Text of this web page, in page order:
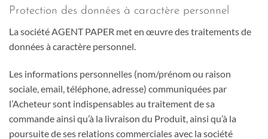
Protection des données à caractère personnel
La société AGENT PAPER met en œuvre des traitements de
données à caractère personnel.
Les informations personnelles (nom/prénom ou raison
sociale, email, téléphone, adresse) communiquées par
l’Acheteur sont indispensables au traitement de sa
commande ainsi qu’à la livraison du Produit, ainsi qu’à la
poursuite de ses relations commerciales avec la société